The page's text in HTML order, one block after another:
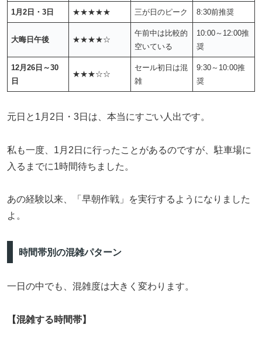
1月2日・3日 ★★★★★ 三が日のピーク 8:30前推奨
大晦日午後 ★★★★☆
午前中は比較的
空いている
10:00～12:00推
奨
12月26日～30
日
★★★☆☆
セール初日は混
雑
9:30～10:00推
奨
元日と1月2日・3日は、本当にすごい人出です。
私も一度、1月2日に行ったことがあるのですが、駐車場に
入るまでに1時間待ちました。
あの経験以来、「早朝作戦」を実行するようになりました
よ。
時間帯別の混雑パターン
一日の中でも、混雑度は大きく変わります。
【混雑する時間帯】